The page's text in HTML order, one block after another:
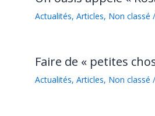
Actualités, Articles, Non classé
Faire de « petites
Actualités, Articles, Non classé